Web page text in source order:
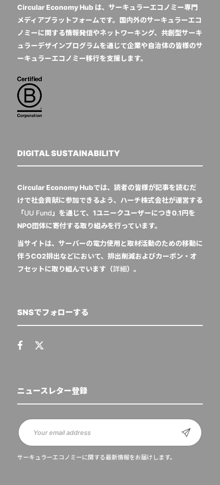
Circular Economy Hub は、サーキュラーエコノミー専門
メディアプラットフォームです。国内外のサーキュラーエコ
ノミーに関する情報発信やネットワーキング、共創型サーキ
ュラーデザインプログラムを通じて企業や自治体の皆様のサ
ーキュラーエコノミー移行を支援します。
DIGITAL SUSTAINABILITY
Circular Economy Hubでは、読者の皆様が記事を読むだ
けで社会貢献に参加できるよう、ハーチ株式会社が運営する
「UU Fund 」を通じて、1ユニークユーザーにつき0.1円を
NPO団体に寄付する取り組みを行っています。
当サイトは、サーバーの電力使用と取材活動のための移動に
伴うCO2排出などにおいて、排出削減およびカーボン・オ
フセットに取り組んでいます（詳細）。
SNSでフォローする
ニュースレター登録
サーキュラーエコノミーに関する最新情報をお届けします。